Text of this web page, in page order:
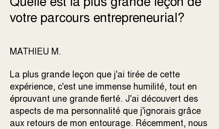
votre parcours entrepreneurial?
MATHIEU M.
La plus grande leçon que j'ai tirée de cette
expérience, c'est une immense humilité, tout en
éprouvant une grande fierté. J'ai découvert des
aspects de ma personnalité que j'ignorais grâce
aux retours de mon entourage. Récemment, nous